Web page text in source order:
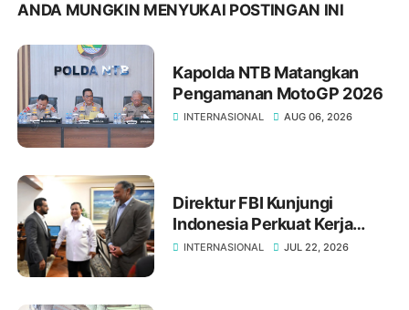
ANDA MUNGKIN MENYUKAI POSTINGAN INI
Kapolda NTB Matangkan
Pengamanan MotoGP 2026
INTERNASIONAL AUG 06, 2026
Direktur FBI Kunjungi
Indonesia Perkuat Kerja
Sama Repatriasi Artefak
INTERNASIONAL JUL 22, 2026